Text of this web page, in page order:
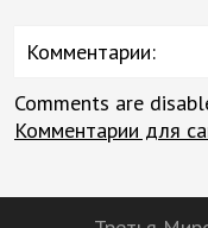
Комментарии:
Comments are
Комментарии для